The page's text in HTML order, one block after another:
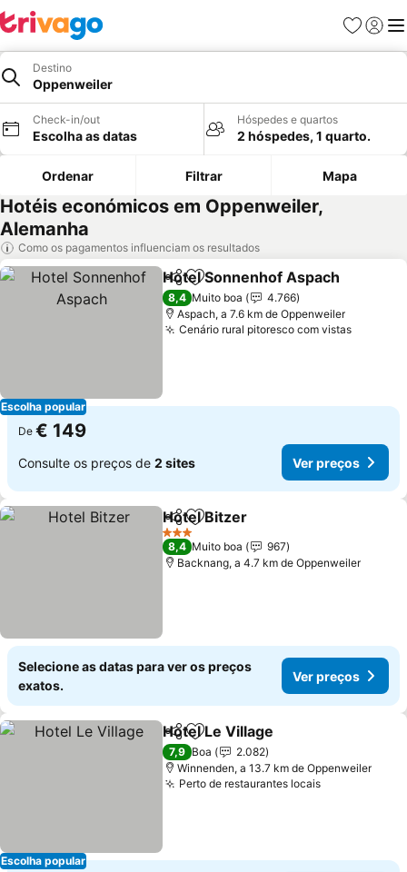
Favoritos
Iniciar
Destino
Oppenweiler
Check-in/out
Escolha as datas
Hóspedes e quartos
2 hóspedes, 1 quarto.
Ordenar Filtrar Mapa
Hotéis económicos em Oppenweiler,
Alemanha
Como os pagamentos influenciam os resultados
Escolha popular
PartilharAdicionar aos favoritos
Hotel Sonnenhof Aspach
8,4 Muito boa
4.766
Aspach, a 7.6 km de Oppenweiler
Cenário rural pitoresco com vistasVer
De € 149
Consulte os preços de 2 sites Ver preços
PartilharAdicionar aos favoritos
Hotel Bitzer
3 Estrelas
8,4 Muito boa
967
Backnang, a 4.7 km de Oppenweiler
Selecione as datas para ver os preços
exatos.
Ver preços
Escolha popular
PartilharAdicionar aos favoritos
Hotel Le Village
7,9 Boa
2.082
Winnenden, a 13.7 km de Oppenweiler
Perto de restaurantes locaisVer preços